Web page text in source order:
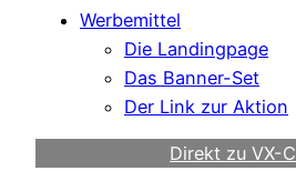
Werbemittel
Die Landingpage
Das Banner-Set
Der Link zur Aktion
Direkt zu VX-